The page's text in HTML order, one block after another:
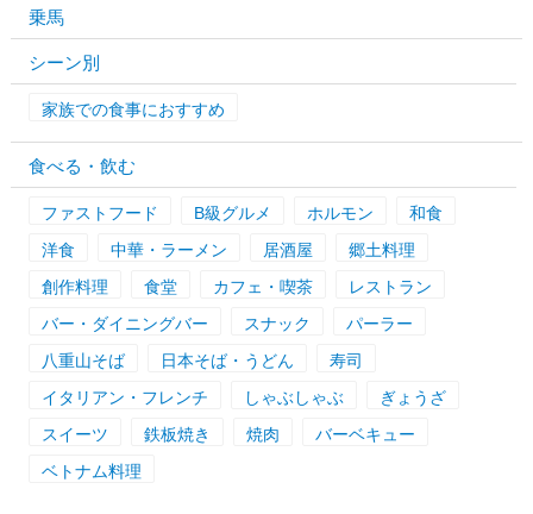
乗馬
シーン別
家族での食事におすすめ
食べる・飲む
ファストフード B級グルメ ホルモン
和食
洋食
中華・ラーメン 居酒屋
郷土料理
創作料理
食堂 カフェ・喫茶
レストラン
バー・ダイニングバー
スナック
パーラー
八重山そば
日本そば・うどん
寿司
イタリアン・フレンチ
しゃぶしゃぶ
ぎょうざ
スイーツ
鉄板焼き 焼肉
バーベキュー
ベトナム料理